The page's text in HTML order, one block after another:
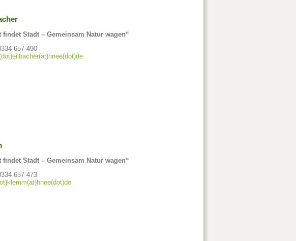
findet Stadt – Gemeinsam Natur wagen“
657 490
findet Stadt – Gemeinsam Natur wagen“
657 473